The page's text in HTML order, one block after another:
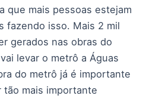
que mais pessoas estejam
fazendo isso. Mais 2 mil
gerados nas obras do
levar o metrô a Águas
do metrô já é importante
tão mais importante